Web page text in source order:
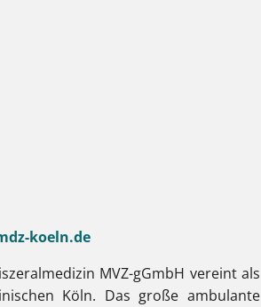
koeln.de
MVZ-gGmbH vereint als
Köln. Das große ambulante